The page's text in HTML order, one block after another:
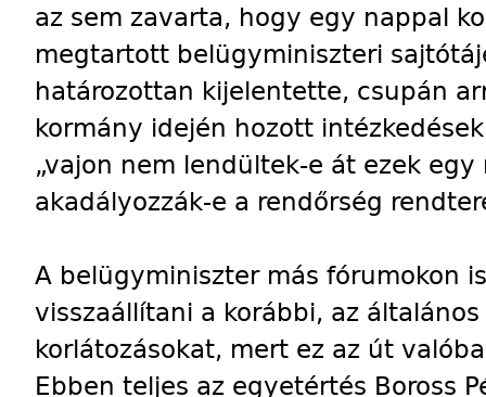
az sem zavarta, hogy egy nappal
megtartott belügyminiszteri
határozottan kijelentette, csupán
kormány idején hozott
„vajon nem lendültek-e át ezek
akadályozzák-e a rendőrség
A belügyminiszter más fórumokon
visszaállítani a korábbi, az
korlátozásokat, mert ez az út
Ebben teljes az egyetértés Boross